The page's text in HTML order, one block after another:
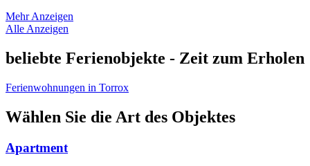
Mehr Anzeigen
Alle Anzeigen
beliebte Ferienobjekte - Zeit zum Erholen
Ferienwohnungen in Torrox
Wählen Sie die Art des Objektes
Apartment